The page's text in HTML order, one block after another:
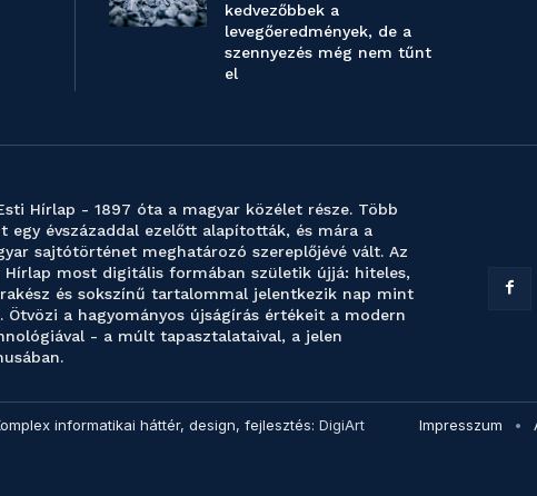
kedvezőbbek a
levegőeredmények, de a
szennyezés még nem tűnt
el
Hírlap - 1897 óta a magyar közélet része. Több
egy évszázaddal ezelőtt alapították, és mára a
sajtótörténet meghatározó szereplőjévé vált. Az
Hírlap most digitális formában születik újjá: hiteles,
és sokszínű tartalommal jelentkezik nap mint
Ötvözi a hagyományos újságírás értékeit a modern
- a múlt tapasztalataival, a jelen
informatikai háttér, design, fejlesztés: DigiArt Impresszum